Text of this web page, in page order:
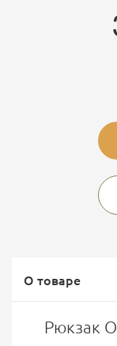
О товаре
Рюкзак